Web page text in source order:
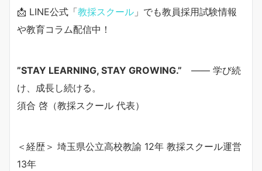
📩 LINE公式「教採スクール 」でも教員採用試験情報
や教育コラム配信中！
”STAY LEARNING, STAY GROWING.” —— 学び続
け、成長し続ける。
須合 啓（教採スクール 代表）
＜経歴＞ 埼玉県公立高校教諭 12年 教採スクール運営
13年